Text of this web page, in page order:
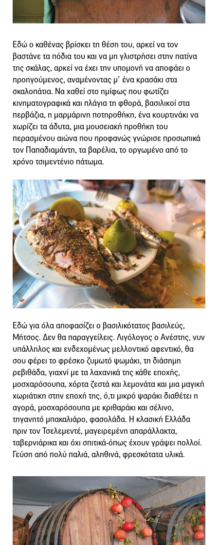
Εδώ ο καθένας βρίσκει τη θέση του, αρκεί να τον
βαστάνε τα πόδια του και να μη γλιστρήσει στην πατίνα
της σκάλας, αρκεί να έχει την υπομονή να αποφάει ο
προηγούμενος, αναμένοντας μ’ ένα κρασάκι στα
σκαλοπάτια. Να χαθεί στο ημίφως που φωτίζει
κινηματογραφικά και πλάγια τη φθορά, βασιλικοί στα
περβάζια, η μαρμάρινη ποτηροθήκη, ένα κουρτινάκι να
χωρίζει τα άδυτα, μια μουσειακή προθήκη του
περασμένου αιώνα που προφανώς γνώρισε προσωπικά
τον Παπαδιαμάντη, τα βαρέλια, το οργωμένο από το
χρόνο τσιμεντένιο πάτωμα.
Εδώ για όλα αποφασίζει ο βασιλικότατος βασιλεύς,
Μήτσος. Δεν θα παραγγείλεις. Λιγόλογος ο Ανέστης, νυν
υπάλληλος και ενδεχομένως μελλοντικό αφεντικό, θα
σου φέρει το φρέσκο ζυμωτό ψωμάκι, τη διάσημη
ρεβιθάδα, γιαχνί με τα λαχανικά της κάθε εποχής,
μοσχαρόσουπα, χόρτα ζεστά και λεμονάτα και μια μαγική
χωριάτικη στην εποχή της, ό,τι μικρό ψαράκι διαθέτει η
αγορά, μοσχαρόσουπα με κριθαράκι και σέλινο,
τηγανητό μπακαλιάρο, φασολάδα. Η κλασική Ελλάδα
πριν τον Τσελεμεντέ, μαγειρεμένη απαράλλακτα,
ταβερνιάρικα και όχι σπιτικά-όπως έχουν γράψει πολλοί.
Γεύση από πολύ παλιά, αληθινά, φρεσκότατα υλικά.